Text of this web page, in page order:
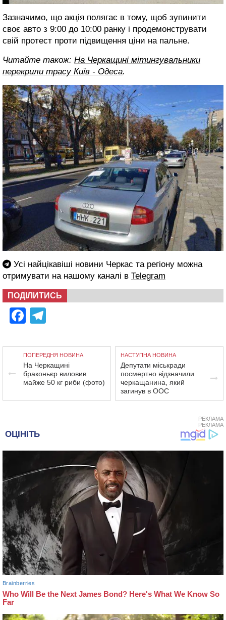
Зазначимо, що акція полягає в тому, щоб зупинити
своє авто з 9:00 до 10:00 ранку і продемонструвати
свій протест проти підвищення ціни на пальне.
Читайте також: На Черкащині мітингувальники
перекрили трасу Київ - Одеса.
Усі найцікавіші новини Черкас та регіону можна
отримувати на нашому каналі в Telegram
ПОДІЛИТИСЬ
Facebook
ПОПЕРЕДНЯ НОВИНА
На Черкащині
браконьєр виловив
майже 50 кг риби (фото)
НАСТУПНА НОВИНА
Депутати міськради
посмертно відзначили
черкащанина, який
загинув в ООС
РЕКЛАМА
РЕКЛАМА